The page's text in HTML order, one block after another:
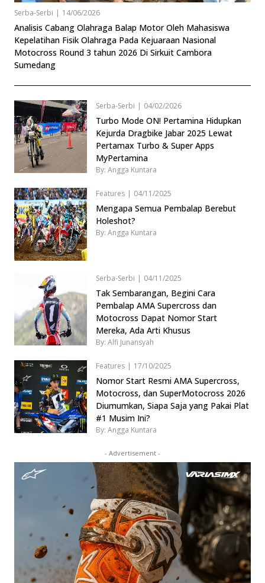
Serba-Serbi | 14/06/2026
Analisis Cabang Olahraga Balap Motor Oleh Mahasiswa
Kepelatihan Fisik Olahraga Pada Kejuaraan Nasional
Motocross Round 3 tahun 2026 Di Sirkuit Cambora
Sumedang
Serba-Serbi | 04/02/2026
Turbo Mode ON! Pertamina Hidupkan
Kejurda Dragbike Jabar 2025 Lewat
Pertamax Turbo & Super Apps
MyPertamina
By: Angga Kuntara
Features | 04/11/2025
Mengapa Semua Pembalap Berebut
Holeshot?
By: Angga Kuntara
Serba-Serbi | 04/11/2025
Tak Sembarangan, Begini Cara
Pembalap AMA Supercross dan
Motocross Dapat Nomor Start
Mereka, Ada Arti Khusus
By: Alfi Junansyah
Features | 17/10/2025
Nomor Start Resmi AMA Supercross,
Motocross, dan SuperMotocross 2026
Diumumkan, Siapa Saja yang Pakai Plat
#1 Musim Ini?
By: Angga Kuntara
- Advertisement -